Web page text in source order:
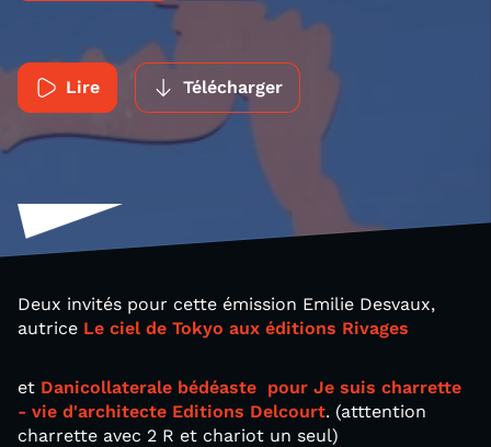
Lire Télécharger
Deux invités pour cette émission Emilie Desvaux,
autrice Le ciel de Tokyo aux éditions Rivages
et Danicollaterale bédéaste pour Je suis charrette
- vie d'architecte Editions Delcourt. (atttention
charrette avec 2 R et chariot un seul)